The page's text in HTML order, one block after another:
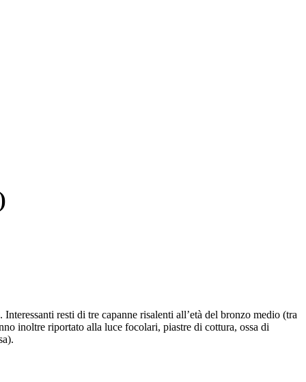
resti di tre capanne risalenti all’età del bronzo medio (tra
inoltre riportato alla luce focolari, piastre di cottura, ossa di